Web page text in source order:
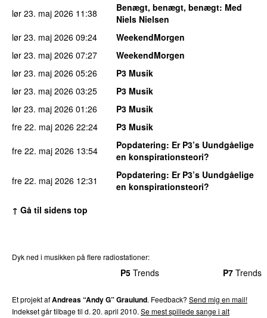
lør 23. maj 2026 11:38 Benægt, benægt, benægt: Med
Niels Nielsen
lør 23. maj 2026 09:24
WeekendMorgen
lør 23. maj 2026 07:27
WeekendMorgen
lør 23. maj 2026 05:26
P3 Musik
lør 23. maj 2026 03:25
P3 Musik
lør 23. maj 2026 01:26
P3 Musik
fre 22. maj 2026 22:24
P3 Musik
fre 22. maj 2026 13:54 Popdatering: Er P3’s Uundgåelige
en konspirationsteori?
fre 22. maj 2026 12:31 Popdatering: Er P3’s Uundgåelige
en konspirationsteori?
↑ Gå til sidens top
Dyk ned i musikken på flere radiostationer:
P5 Trends P7 Trends
Et projekt afAndreas “Andy G” Graulund. Feedback? Send mig en mail!
Indekset går tilbage til d. 20. april 2010. Se mest spillede sange i alt